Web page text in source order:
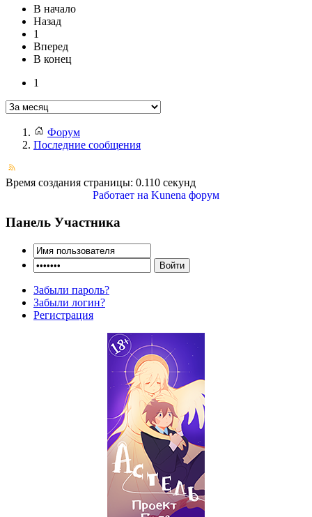
В начало
Назад
1
Вперед
В конец
1
Форум
Последние сообщения
Время создания страницы: 0.110 секунд
Работает на Kunena форум
Панель Участника
Забыли пароль?
Забыли логин?
Регистрация